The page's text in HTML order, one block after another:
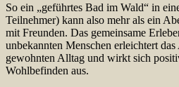
So ein „geführtes Bad im Wald“ in
Teilnehmer) kann also mehr als ein
mit Freunden. Das gemeinsame
unbekannten Menschen erleichtert
gewohnten Alltag und wirkt sich
Wohlbefinden aus.